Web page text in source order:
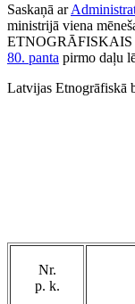
Saskaņā ar
ministrijā viena
ETNOGRĀFISKAIS
80. panta pirmo daļu
Latvijas Etnogrāfiskā
Nr.
p. k.